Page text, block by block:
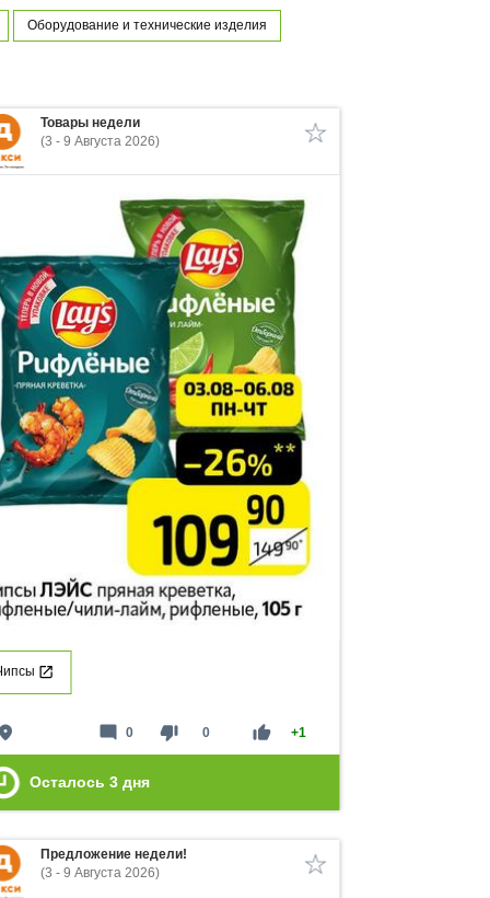
Оборудование и технические изделия
Товары недели
(3 - 9 Августа 2026)
place thumb_down 0 thumb_up +1
mode_comment 0
Осталось 3 дня
Предложение недели!
(3 - 9 Августа 2026)